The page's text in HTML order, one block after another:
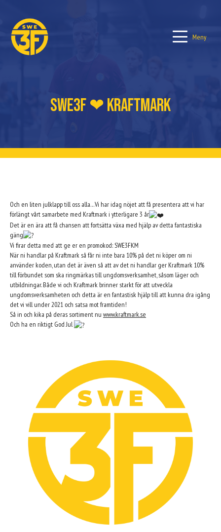
Meny
Swe3F ❤ Kraftmark
Och en liten julklapp till oss alla…Vi har idag nöjet att få presentera att vi har
förlängt vårt samarbete med Kraftmark i ytterligare 3 år
Det är en ära att få chansen att fortsätta växa med hjälp av detta fantastiska
gäng
Vi firar detta med att ge er en promokod: SWE3FKM
När ni handlar på Kraftmark så får ni inte bara 10% på det ni köper om ni
använder koden, utan det är även så att av det ni handlar ger Kraftmark 10%
till förbundet som ska ringmärkas till ungdomsverksamhet, såsom läger och
utbildningar. Både vi och Kraftmark brinner starkt för att utveckla
ungdomsverksamheten och detta är en fantastisk hjälp till att kunna dra igång
det vi vill under 2021 och satsa mot framtiden!
Så in och kika på deras sortiment nu www.kraftmark.se
Och ha en riktigt God Jul